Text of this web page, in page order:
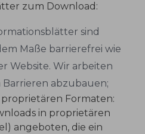
zum Download:
sind
Maße barrierefrei wie
Website. Wir arbeiten
abzubauen;
Formaten:
in proprietären
angeboten, die ein